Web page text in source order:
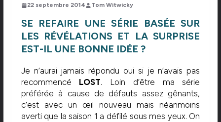
22 septembre 2014 Tom Witwicky
SE REFAIRE UNE SÉRIE BASÉE SUR
LES RÉVÉLATIONS ET LA SURPRISE
EST-IL UNE BONNE IDÉE ?
Je n’aurai jamais répondu oui si je n’avais pas
recommencé LOST. Loin d’être ma série
préférée à cause de défauts assez gênants,
c’est avec un œil nouveau mais néanmoins
averti que la saison 1 a défilé sous mes yeux. On